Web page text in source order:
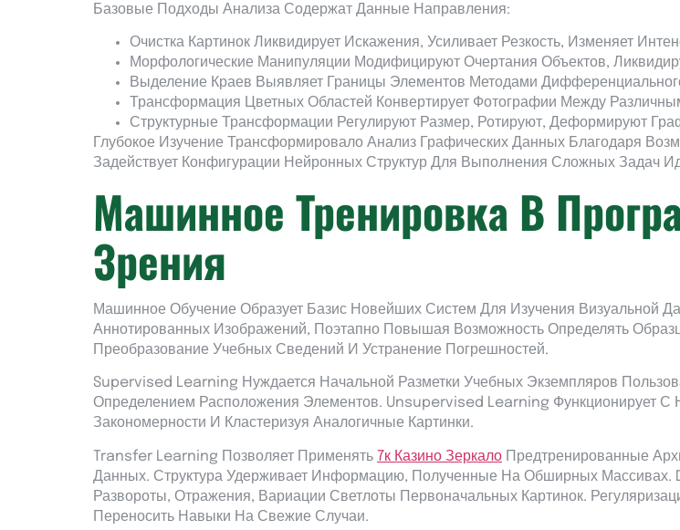
Базовые Подходы Анализа Содержат Данные Направления:
Очистка Картинок Ликвидирует Искажения, Усиливает Резкость, Изменяет
Морфологические Манипуляции Модифицируют Очертания Объектов,
Выделение Краев Выявляет Границы Элементов Методами
Трансформация Цветных Областей Конвертирует Фотографии Между
Структурные Трансформации Регулируют Размер, Ротируют, Деформируют
Глубокое Изучение Трансформировало Анализ Графических Данных Благодаря
Задействует Конфигурации Нейронных Структур Для Выполнения Сложных Задач
Машинное Тренировка В
Зрения
Машинное Обучение Образует Базис Новейших Систем Для Изучения Визуальной
Аннотированных Изображений, Поэтапно Повышая Возможность Определять
Преобразование Учебных Сведений И Устранение Погрешностей.
Supervised Learning Нуждается Начальной Разметки Учебных Экземпляров
Определением Расположения Элементов. Unsupervised Learning Функционирует
Закономерности И Кластеризуя Аналогичные Картинки.
Transfer Learning Позволяет Применять 7к Казино Зеркало Предтренированные
Данных. Структура Удерживает Информацию, Полученные На Обширных
Развороты, Отражения, Вариации Светлоты Первоначальных Картинок.
Переносить Навыки На Свежие Случаи.